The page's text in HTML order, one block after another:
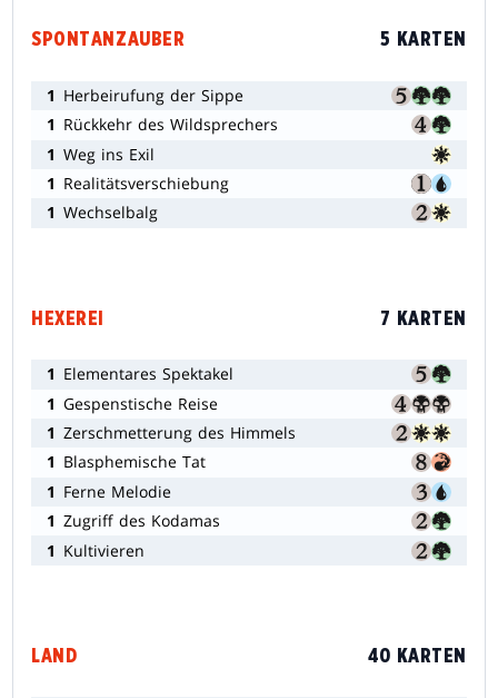
SPONTANZAUBER 5 KARTEN
1 Herbeirufung der Sippe
1 Rückkehr des Wildsprechers
1 Weg ins Exil
1 Realitätsverschiebung
1 Wechselbalg
HEXEREI 7 KARTEN
1 Elementares Spektakel
1 Gespenstische Reise
1 Zerschmetterung des Himmels
1 Blasphemische Tat
1 Ferne Melodie
1 Zugriff des Kodamas
1 Kultivieren
LAND 40 KARTEN